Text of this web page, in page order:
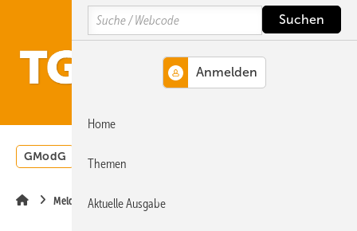
Hauptinhalt
Hauptmenü
SiteSearch
GModG Wärmepumpe
Meldungen
Search
Home
Themen
Aktuelle Ausgabe